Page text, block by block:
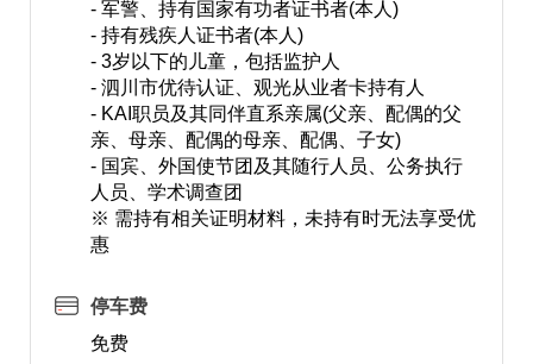
- 军警、持有国家有功者证书者(本人)
- 持有残疾人证书者(本人)
- 3岁以下的儿童，包括监护人
- 泗川市优待认证、观光从业者卡持有人
- KAI职员及其同伴直系亲属(父亲、配偶的父
亲、母亲、配偶的母亲、配偶、子女)
- 国宾、外国使节团及其随行人员、公务执行
人员、学术调查团
※ 需持有相关证明材料，未持有时无法享受优
惠
停车费
免费